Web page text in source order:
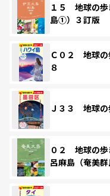
１５ 地球の
島①）３訂版
Ｃ０２ 地球
８
Ｊ３３ 地球
０２ 地球の
呂麻島（奄美